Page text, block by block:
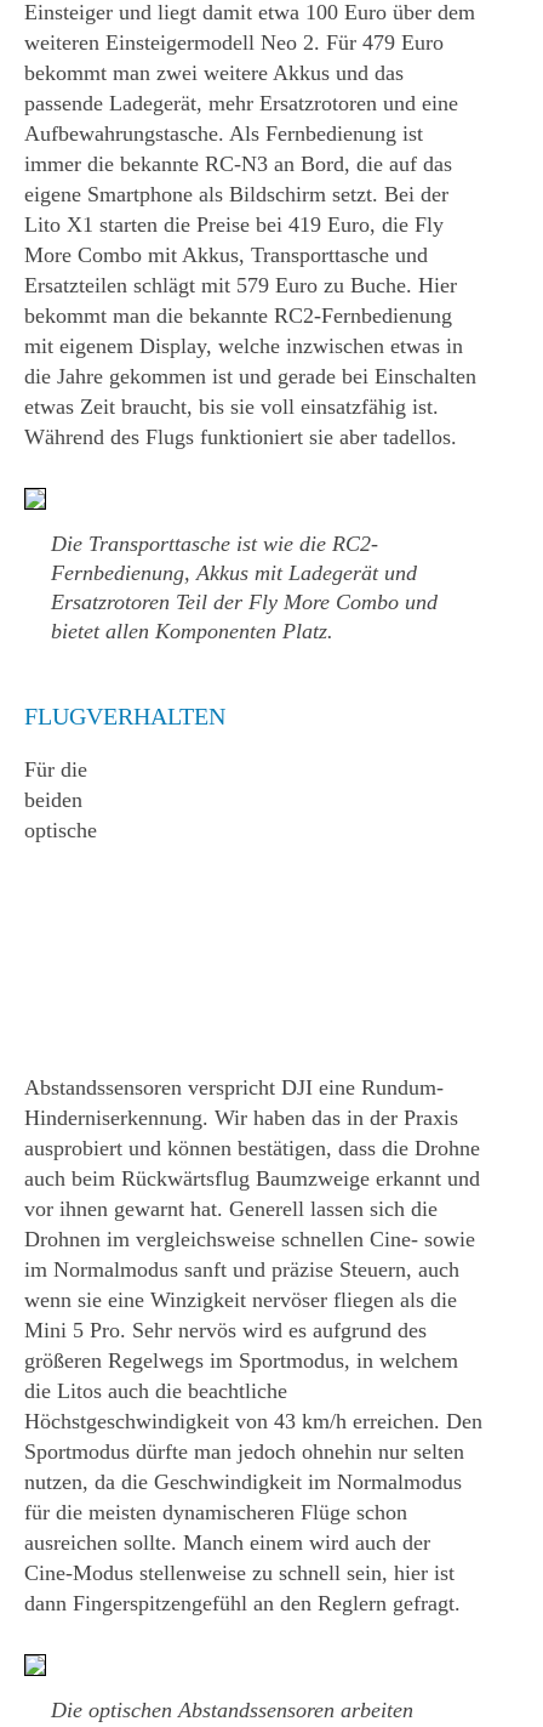
Einsteiger und liegt damit etwa 100 Euro über dem
weiteren Einsteigermodell Neo 2. Für 479 Euro
bekommt man zwei weitere Akkus und das
passende Ladegerät, mehr Ersatzrotoren und eine
Aufbewahrungstasche. Als Fernbedienung ist
immer die bekannte RC-N3 an Bord, die auf das
eigene Smartphone als Bildschirm setzt. Bei der
Lito X1 starten die Preise bei 419 Euro, die Fly
More Combo mit Akkus, Transporttasche und
Ersatzteilen schlägt mit 579 Euro zu Buche. Hier
bekommt man die bekannte RC2-Fernbedienung
mit eigenem Display, welche inzwischen etwas in
die Jahre gekommen ist und gerade bei Einschalten
etwas Zeit braucht, bis sie voll einsatzfähig ist.
Während des Flugs funktioniert sie aber tadellos.
Die Transporttasche ist wie die RC2-
Fernbedienung, Akkus mit Ladegerät und
Ersatzrotoren Teil der Fly More Combo und
bietet allen Komponenten Platz.
FLUGVERHALTEN
Für die
beiden
optische
Abstandssensoren verspricht DJI eine Rundum-
Hinderniserkennung. Wir haben das in der Praxis
ausprobiert und können bestätigen, dass die Drohne
auch beim Rückwärtsflug Baumzweige erkannt und
vor ihnen gewarnt hat. Generell lassen sich die
Drohnen im vergleichsweise schnellen Cine- sowie
im Normalmodus sanft und präzise Steuern, auch
wenn sie eine Winzigkeit nervöser fliegen als die
Mini 5 Pro. Sehr nervös wird es aufgrund des
größeren Regelwegs im Sportmodus, in welchem
die Litos auch die beachtliche
Höchstgeschwindigkeit von 43 km/h erreichen. Den
Sportmodus dürfte man jedoch ohnehin nur selten
nutzen, da die Geschwindigkeit im Normalmodus
für die meisten dynamischeren Flüge schon
ausreichen sollte. Manch einem wird auch der
Cine-Modus stellenweise zu schnell sein, hier ist
dann Fingerspitzengefühl an den Reglern gefragt.
Die optischen Abstandssensoren arbeiten